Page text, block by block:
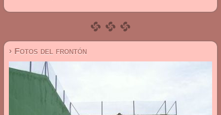
› Fotos del frontón